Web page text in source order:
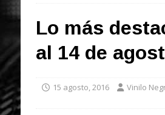
Lo más
al 14 de
15 agosto, 2016 Vinilo